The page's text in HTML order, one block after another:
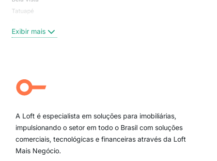
Tatuapé
Centro
Campo Belo
Ipiranga
Paraíso
Itaim Bibi
Exibir mais
A Loft é especialista em soluções para imobiliárias,
impulsionando o setor em todo o Brasil com soluções
comerciais, tecnológicas e financeiras através da Loft
Mais Negócio.